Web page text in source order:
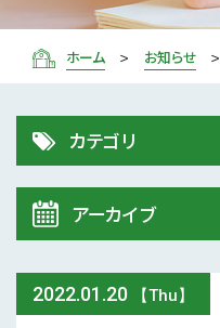
ホーム お知らせ
2022.01.20 【Thu】
カテゴリ
令和8年 熊本地震関連
農業大学校
アーカイブ
2026年 (74)